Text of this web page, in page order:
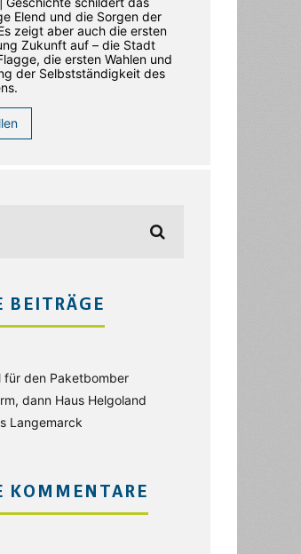
Elend und die Sorgen der
zeigt aber auch die ersten
Zukunft auf – die Stadt
die ersten Wahlen und
der Selbstständigkeit des
BEITRÄGE
für den Paketbomber
dann Haus Helgoland
Langemarck
KOMMENTARE